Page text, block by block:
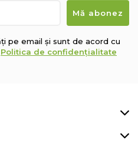
pe email și sunt de acord cu
Politica de confidențialitate